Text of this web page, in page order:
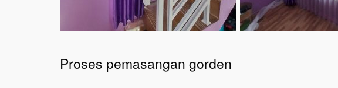
Proses pemasangan gorden